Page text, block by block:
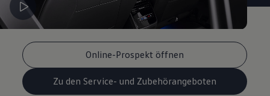
Online-Prospekt öffnen
Zu den Service- und Zubehörangeboten